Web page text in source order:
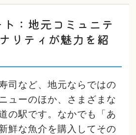
：地元コミュニテ
リティが魅力を紹
司など、地元ならではの
ューのほか、さまざまな
の駅です。なかでも「あ
鮮な魚介を購入してその